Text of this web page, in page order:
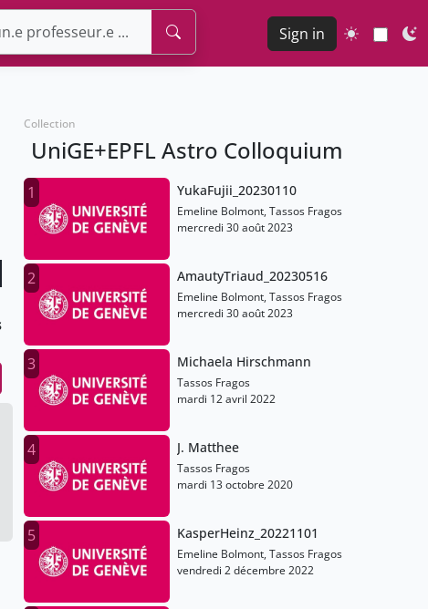
Sign in
Collection
UniGE+EPFL Astro Colloquium
1 YukaFujii_20230110
Emeline Bolmont, Tassos Fragos
mercredi 30 août 2023
2 AmautyTriaud_20230516
Emeline Bolmont, Tassos Fragos
mercredi 30 août 2023
3 Michaela Hirschmann
Tassos Fragos
mardi 12 avril 2022
4 J. Matthee
Tassos Fragos
mardi 13 octobre 2020
5 KasperHeinz_20221101
Emeline Bolmont, Tassos Fragos
vendredi 2 décembre 2022